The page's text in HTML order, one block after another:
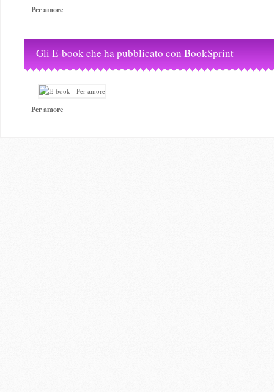
Per amore
Gli E-book che ha pubblicato con BookSprint
Per amore